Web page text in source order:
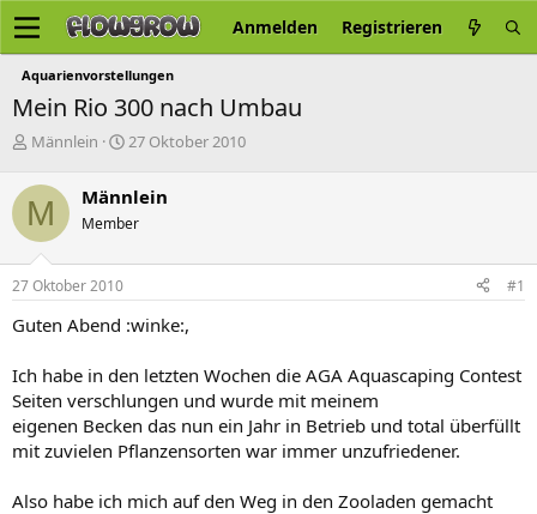
Anmelden Registrieren
Aquarienvorstellungen
Mein Rio 300 nach Umbau
E
s
t
e
l
l
e
Männlein
E
t
e
l
m
27 Oktober 2010
M Männlein
Member
27 Oktober 2010 #1
Guten Abend :winke:,
Ich habe in den letzten Wochen die AGA Aquascaping Contest
Seiten verschlungen und wurde mit meinem
eigenen Becken das nun ein Jahr in Betrieb und total überfüllt
mit zuvielen Pflanzensorten war immer unzufriedener.
Also habe ich mich auf den Weg in den Zooladen gemacht